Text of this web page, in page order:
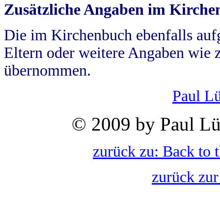
Zusätzliche Angaben im
Die im Kirchenbuch ebenfalls
Eltern oder weitere Angaben wie
übernommen.
Paul
© 2009 by Paul
zurück zu: Back to
zurück